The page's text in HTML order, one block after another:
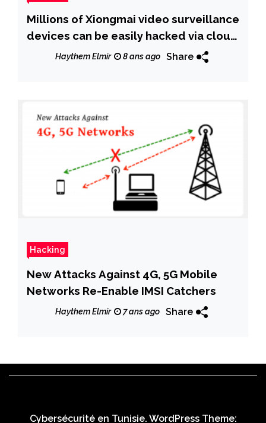
Millions of Xiongmai video surveillance
devices can be easily hacked via cloud
featureHaythem Elmir 8 ans ago Share
Hacking
New Attacks Against 4G, 5G Mobile
Networks Re-Enable IMSI Catchers
Haythem Elmir 7 ans ago Share
Cybersécurité en Tunisie. WordPress Theme: